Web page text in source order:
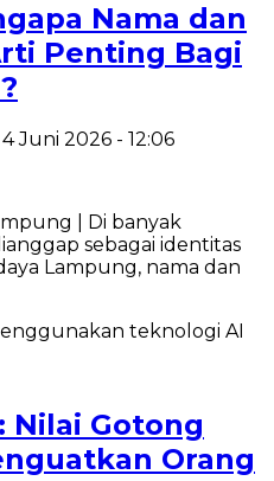
Nama dan
Penting Bagi
4 Juni 2026 - 12:06
| Di banyak
sebagai identitas
Lampung, nama dan
Nilai Gotong
Orang